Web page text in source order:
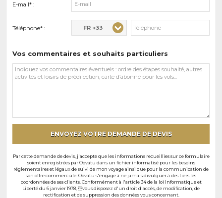
E-mail* :
Téléphone* : FR +33
Vos commentaires et souhaits particuliers
Vos
commentaires
ENVOYEZ VOTRE DEMANDE DE DEVIS
Par cette demande de devis, j'accepte que les informations recueillies sur ce formulaire
soient enregistrées par Oovatu dans un fichier informatisé pour les besoins
réglementaires et légaux de suivi de mon voyage ainsi que pour la communication de
son offre commerciale. Oovatu s'engage à ne jamais divulguer à des tiers les
coordonnées de ses clients. Conformément à l'article 34 de la loi Informatique et
Liberté du 6 janvier 1978, vous disposez d'un droit d'accès, de modification, de
rectification et de suppression des données vous concernant.